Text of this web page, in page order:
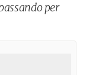
per